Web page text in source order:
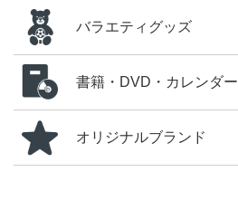
バラエティグッズ
書籍・DVD・カレンダー
オリジナルブランド